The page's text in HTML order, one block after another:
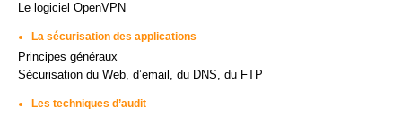
Le logiciel OpenVPN
La sécurisation des applications
Principes généraux
Sécurisation du Web, d’email, du DNS, du FTP
Les techniques d’audit